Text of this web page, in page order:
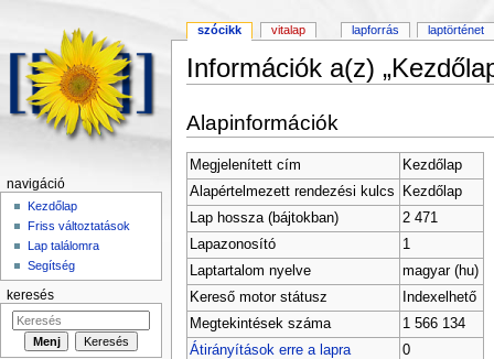
Információk a(z)
Alapinformációk
Megjelenített cím
Kezdőlap
Alapértelmezett rendezési kulcs
Kezdőlap
Lap hossza (bájtokban)
2 471
Lapazonosító
1
Laptartalom nyelve
magyar (hu)
Kereső motor státusz
Indexelhető
Megtekintések száma
1 566 134
Átirányítások erre a lapra
0
szócikk vitalap lapforrás laptörténet
navigáció
Kezdőlap
Friss változtatások
Lap találomra
Segítség
keresés